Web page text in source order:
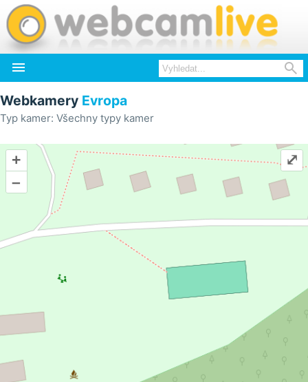
 
Webkamery Evropa
Typ kamer: Všechny typy kamer
+
–
⤢